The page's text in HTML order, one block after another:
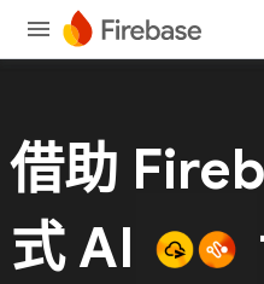
借助
式 AI